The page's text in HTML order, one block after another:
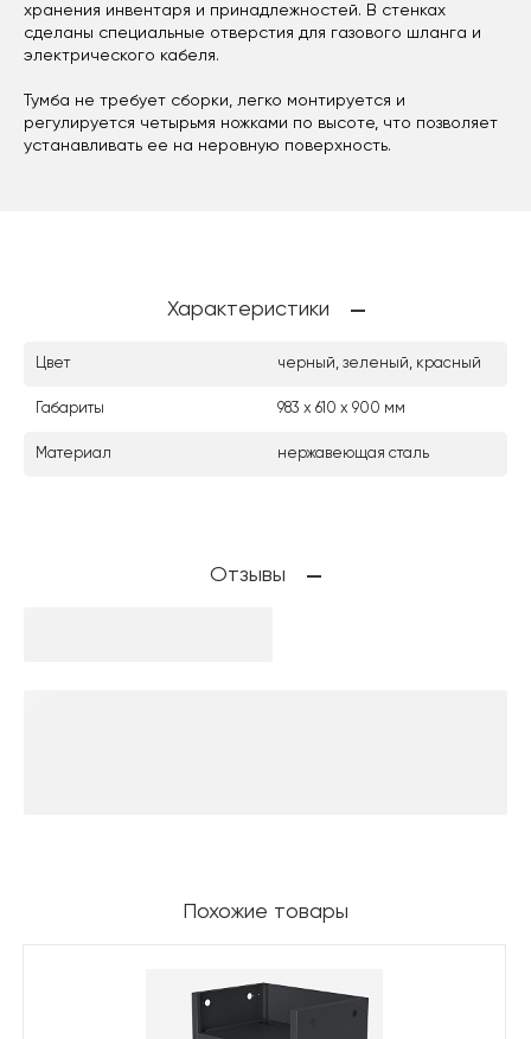
хранения инвентаря и принадлежностей. В стенках
сделаны специальные отверстия для газового шланга и
электрического кабеля.
Тумба не требует сборки, легко монтируется и
регулируется четырьмя ножками по высоте, что позволяет
устанавливать ее на неровную поверхность.
Характеристики
Цвет черный, зеленый, красный
Габариты 983 х 610 х 900 мм
Материал нержавеющая сталь
Отзывы
Похожие товары